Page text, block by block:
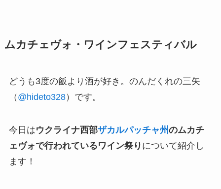
ムカチェヴォ・ワインフェスティバル
どうも3度の飯より酒が好き。のんだくれの三矢
（ @hideto328）です。
今日はウクライナ西部ザカルパッチャ州のムカチ
ェヴォで行われているワイン祭り について紹介し
ます！